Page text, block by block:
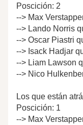
Poscición: 2
--> Max
--> Lando Norris
--> Oscar Piastri
--> Isack Hadjar
--> Liam Lawson
--> Nico
Los que están
Poscición: 1
--> Max